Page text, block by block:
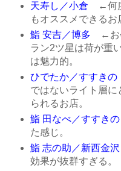
天寿し／小倉 ←何
もオススメできるお
鮨 安吉／博多 ←お
ラン2ツ星は荷が重
は魅力的。
ひでたか／すすきの
ではないライト層
られるお店。
鮨 田なべ／すすきの
た感じ。
鮨 志の助／新西金沢
効果が抜群すぎる。